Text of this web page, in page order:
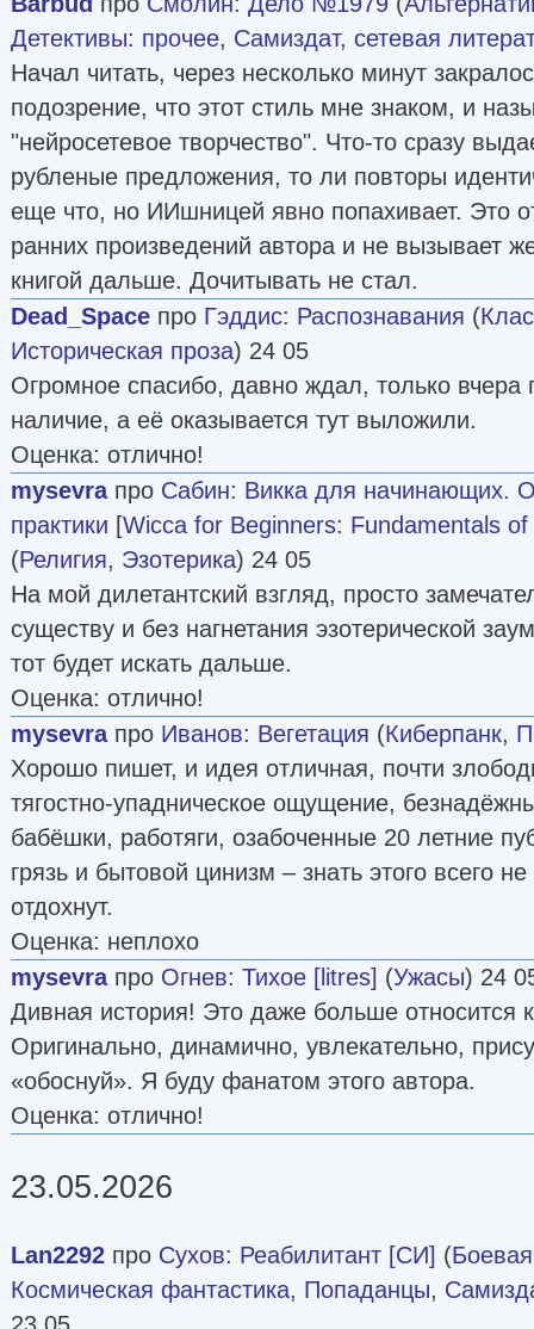
Детективы: прочее, Самиздат, сетевая
Начал читать, через несколько минут
подозрение, что этот стиль мне знаком, и
"нейросетевое творчество". Что-то сразу
рубленые предложения, то ли повторы
еще что, но ИИшницей явно попахивает. Это
ранних произведений автора и не вызывает
книгой дальше. Дочитывать не стал.
Dead_Space про Гэддис: Распознавания (
Историческая проза) 24 05
Огромное спасибо, давно ждал, только вчера
наличие, а её оказывается тут выложили.
Оценка: отлично!
mysevraпро Сабин: Викка для начинающих.
практики [Wicca for Beginners: Fundamentals
(Религия, Эзотерика) 24 05
На мой дилетантский взгляд, просто
существу и без нагнетания эзотерической
тот будет искать дальше.
Оценка: отлично!
mysevraпро Иванов: Вегетация (Киберпанк,
Хорошо пишет, и идея отличная, почти
тягостно-упадническое ощущение,
бабёшки, работяги, озабоченные 20 летние
грязь и бытовой цинизм – знать этого всего
отдохнут.
Оценка: неплохо
mysevraпро Огнев: Тихое [litres] (Ужасы) 24
Дивная история! Это даже больше относится
Оригинально, динамично, увлекательно,
«обоснуй». Я буду фанатом этого автора.
Оценка: отлично!
23.05.2026
Lan2292 про Сухов: Реабилитант [СИ] (
Космическая фантастика, Попаданцы,